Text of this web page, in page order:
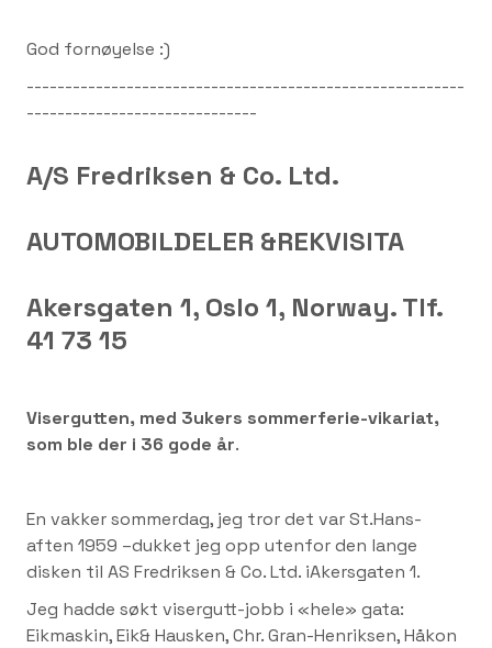
God fornøyelse :)
---------------------------------------------------------
------------------------------
A/S Fredriksen & Co. Ltd.
AUTOMOBILDELER &REKVISITA
Akersgaten 1, Oslo 1, Norway. Tlf.
41 73 15
Visergutten, med 3ukers sommerferie-vikariat,
som ble der i 36 gode år.
En vakker sommerdag, jeg tror det var St.Hans-
aften 1959 –dukket jeg opp utenfor den lange
disken til AS Fredriksen & Co. Ltd. iAkersgaten 1.
Jeg hadde søkt visergutt-jobb i «hele» gata:
Eikmaskin, Eik& Hausken, Chr. Gran-Henriksen, Håkon